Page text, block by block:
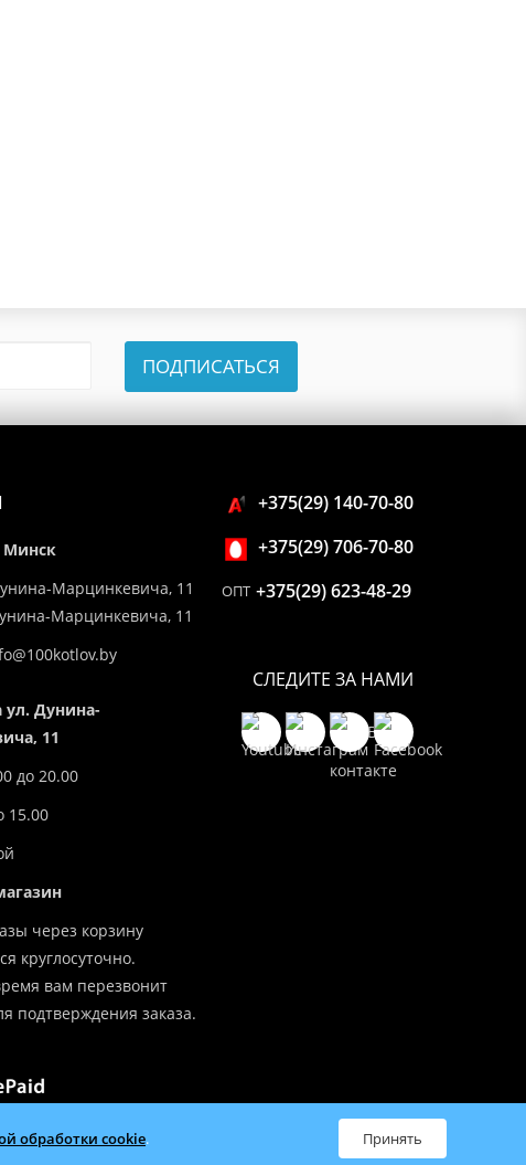
ПОДПИСАТЬСЯ
Минск
Марцинкевича, 11
Марцинкевича, 11
ул. Дунина-
11
до 20.00
15.00
через корзину
круглосуточно.
вам перезвонит
подтверждения заказа.
+375(29) 140-70-80
+375(29) 706-70-80
ОПТ +375(29) 623-48-29
СЛЕДИТЕ ЗА НАМИ
всей Беларуси
обработки cookie. Принять